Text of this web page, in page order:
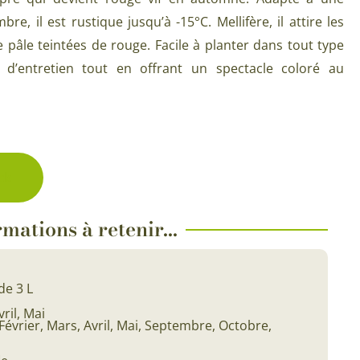
semences BIO
en mélange
pour gazon & prairie
semis de printemps
semis d’été
& Graines Spéciales petit
& Graines Spéciales grand
Plantes d’intérieur pour ombre
Plantes pour salle de bain
Plantes de bureau
il est rustique jusqu’à -15°C. Mellifère, il attire les
pâle teintées de rouge. Facile à planter dans tout type
tout en offrant un spectacle coloré au
à retenir...
3 L
Mai
Février, Mars, Avril, Mai, Septembre, Octobre,